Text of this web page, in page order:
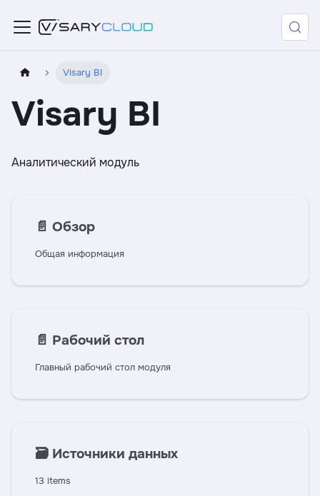
Visary BI
Visary BI
Аналитический модуль
📄️ Обзор
Общая информация
📄️ Рабочий стол
Главный рабочий стол модуля
🗃️ Источники данных
13 items